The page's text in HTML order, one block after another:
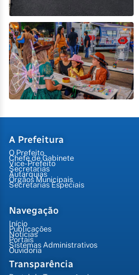
A Prefeitura
O Prefeito
Chefe de Gabinete
Vice-Prefeito
Secretarias
Autarquias
Órgãos Municipais
Secretarias Especiais
Navegação
Início
Publicações
Notícias
Portais
Sistemas Administrativos
Ouvidoria
Transparência